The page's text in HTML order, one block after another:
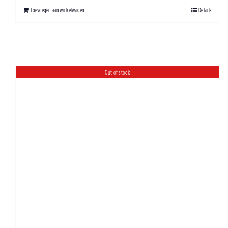
Toevoegen aan winkelwagen Details
Out of stock